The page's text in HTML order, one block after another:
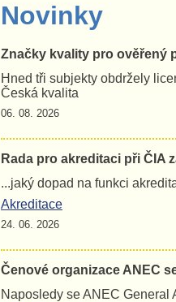
Novinky
Značky kvality pro ověřený
Hned tři subjekty obdržely
Česká kvalita
06. 08. 2026
Rada pro akreditaci při ČIA
...jaký dopad na funkci
Akreditace
24. 06. 2026
Čenové organizace ANEC
Naposledy se ANEC